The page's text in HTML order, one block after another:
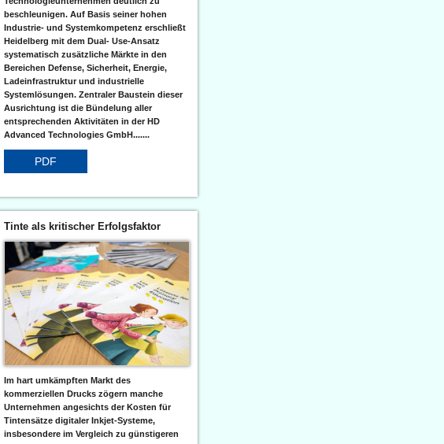
beschleunigen. Auf Basis seiner hohen
Industrie- und Systemkompetenz erschließt
Heidelberg mit dem Dual- Use-Ansatz
systematisch zusätzliche Märkte in den
Bereichen Defense, Sicherheit, Energie,
Ladeinfrastruktur und industrielle
Systemlösungen. Zentraler Baustein dieser
Ausrichtung ist die Bündelung aller
entsprechenden Aktivitäten in der HD
Advanced Technologies GmbH.......
PDF
Tinte als kritischer Erfolgsfaktor
Im hart umkämpften Markt des
kommerziellen Drucks zögern manche
Unternehmen angesichts der Kosten für
Tintensätze digitaler Inkjet-Systeme,
insbesondere im Vergleich zu günstigeren